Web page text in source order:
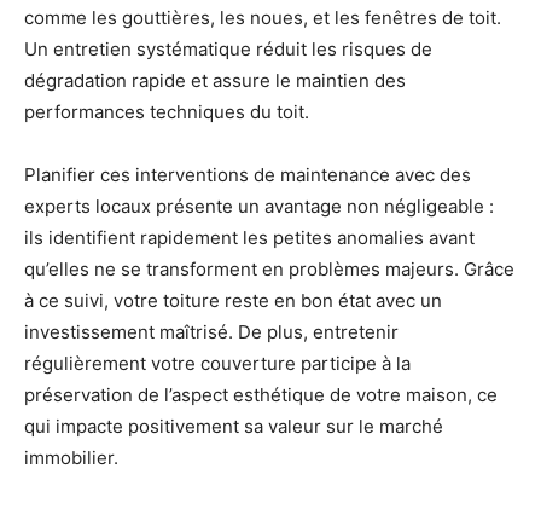
comme les gouttières, les noues, et les fenêtres de toit.
Un entretien systématique réduit les risques de
dégradation rapide et assure le maintien des
performances techniques du toit.
Planifier ces interventions de maintenance avec des
experts locaux présente un avantage non négligeable :
ils identifient rapidement les petites anomalies avant
qu’elles ne se transforment en problèmes majeurs. Grâce
à ce suivi, votre toiture reste en bon état avec un
investissement maîtrisé. De plus, entretenir
régulièrement votre couverture participe à la
préservation de l’aspect esthétique de votre maison, ce
qui impacte positivement sa valeur sur le marché
immobilier.